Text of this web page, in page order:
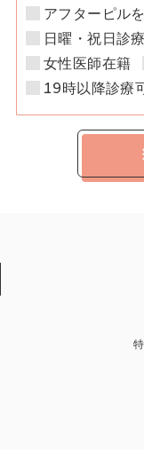
アフターピル
日曜・祝日診療
女性医師在籍
19時以降診療